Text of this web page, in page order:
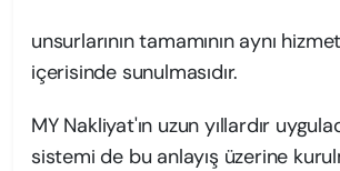
unsurlarının tamamının aynı
içerisinde sunulmasıdır.
MY Nakliyat'ın uzun yıllardır
sistemi de bu anlayış üzerine